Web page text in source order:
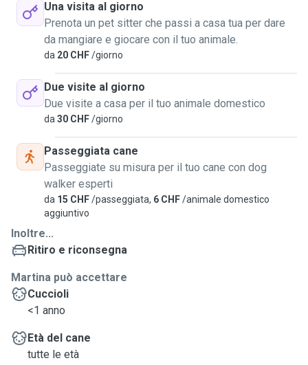
Una visita al giorno
Prenota un pet sitter che passi a casa tua per dare
da mangiare e giocare con il tuo animale.
da 20 CHF/giorno
Due visite al giorno
Due visite a casa per il tuo animale domestico
da 30 CHF/giorno
Passeggiata cane
Passeggiate su misura per il tuo cane con dog
walker esperti
da 15 CHF/passeggiata, 6 CHF/animale domestico
aggiuntivo
Inoltre...
Ritiro e riconsegna
Martina può accettare
Cuccioli
<1 anno
Età del cane
tutte le età